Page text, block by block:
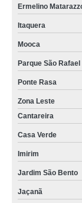
Ermelino
Itaquera
Mooca
Parque São Rafael
Ponte Rasa
Zona Leste
Cantareira
Casa Verde
Imirim
Jardim São Bento
Jaçanã